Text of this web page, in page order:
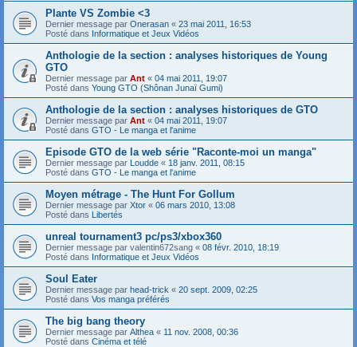
Plante VS Zombie <3
Dernier message par Onerasan « 23 mai 2011, 16:53
Posté dans Informatique et Jeux Vidéos
Anthologie de la section : analyses historiques de Young
GTO
Dernier message par Ant « 04 mai 2011, 19:07
Posté dans Young GTO (Shônan Junaï Gumi)
Anthologie de la section : analyses historiques de GTO
Dernier message par Ant « 04 mai 2011, 19:07
Posté dans GTO - Le manga et l'anime
Episode GTO de la web série "Raconte-moi un manga"
Dernier message par Loudde « 18 janv. 2011, 08:15
Posté dans GTO - Le manga et l'anime
Moyen métrage - The Hunt For Gollum
Dernier message par Xtor « 06 mars 2010, 13:08
Posté dans Libertés
unreal tournament3 pc/ps3/xbox360
Dernier message par valentin672sang « 08 févr. 2010, 18:19
Posté dans Informatique et Jeux Vidéos
Soul Eater
Dernier message par head-trick « 20 sept. 2009, 02:25
Posté dans Vos manga préférés
The big bang theory
Dernier message par Althea « 11 nov. 2008, 00:36
Posté dans Cinéma et télé